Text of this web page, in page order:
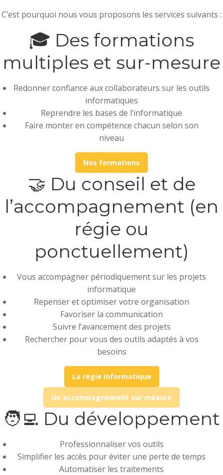
C’est pourquoi nous vous proposons les services suivants :
🎓 Des formations
multiples et sur-mesure
Redonner confiance aux collaborateurs sur les outils
informatiques
Reprendre les bases de l’informatique
Faire monter en compétence chacun selon son
niveau
Nos formations
🤝 Du conseil et de
l’accompagnement (en
régie ou
ponctuellement)
Vous accompagner périodiquement sur les projets
informatique
Repenser et optimiser votre organisation
Favoriser la communication
Suivre l’avancement des projets
Rechercher pour vous des outils adaptés à vos
besoins
La régie informatique
Un accompagnement sur mesure
🧑‍💻 Du développement
Professionnaliser vos outils
Simplifier les accès pour éviter une perte de temps
Automatiser les traitements